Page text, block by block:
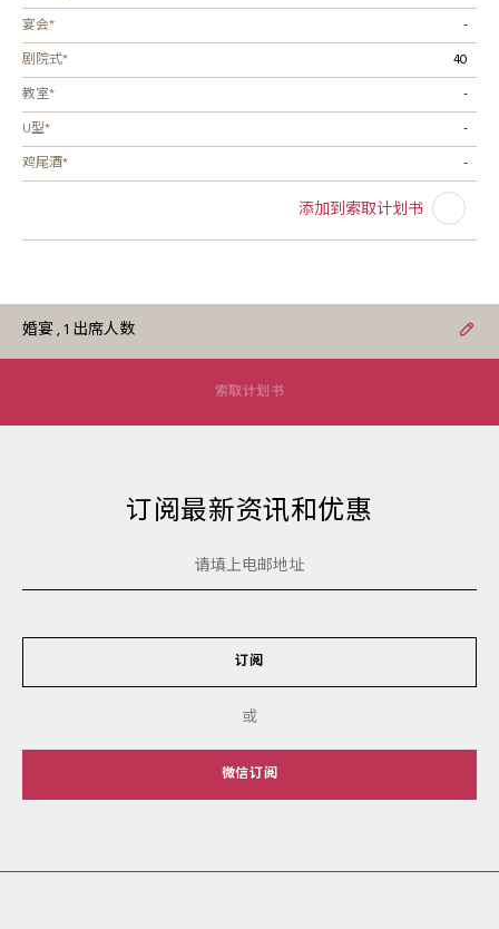
婚宴, 1 出席人数
索取计划书
宴会*
-
剧院式*
40
教室*
-
U型*
-
鸡尾酒*
-
添加到索取计划书
订阅最新资讯和优惠
订阅
或
微信订阅